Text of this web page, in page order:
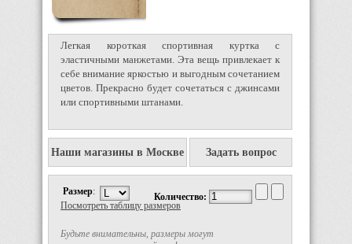
Легкая короткая спортивная куртка с
эластичными манжетами. Эта вещь привлекает к
себе внимание яркостью и выгодным сочетанием
цветов. Прекрасно будет сочетаться с джинсами
или спортивными штанами.
Наши магазины в Москве Задать вопрос
Размер:
Будьте внимательны, размеры могут
Посмотреть таблицу размеров
Количество: